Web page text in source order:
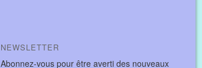
NEWSLETTER
Abonnez-vous pour être averti des nouveaux